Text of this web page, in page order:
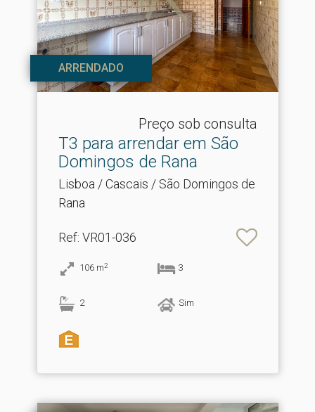
ARRENDADO
Preço sob consulta
T3 para arrendar em São
Domingos de Rana
Lisboa / Cascais / São Domingos de
Rana
Ref: VR01-036
106 m2 3
2 Sim